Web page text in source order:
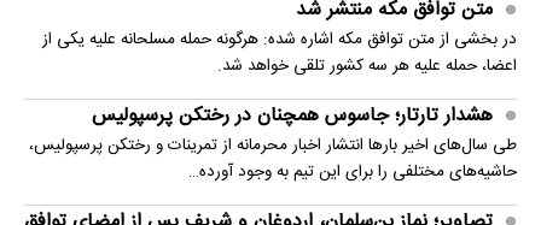
متن توافق مکه منتشر شد
در بخشی از متن توافق مکه اشاره شده: هرگونه حمله مسلحانه علیه یکی از
اعضا، حمله علیه هر سه کشور تلقی خواهد شد.
هشدار تارتار؛ جاسوس همچنان در رختکن پرسپولیس
طی سال‌های اخیر بارها انتشار اخبار محرمانه از تمرینات و رختکن پرسپولیس،
حاشیه‌های مختلفی را برای این تیم به وجود آورده…